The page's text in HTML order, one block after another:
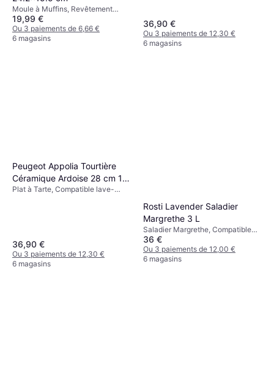
Moule à Muffins, Revêtement
antiadhésif, Compatible lave-
vaisselle, Plastique Couleur: Noir
Poids: 323.86 g
19,99 €
Ou 3 paiements de 6,66 €
6 magasins
36,90 €
Ou 3 paiements de 12,30 €
6 magasins
Peugeot Appolia Tourtière
Céramique Ardoise 28 cm 11
Gris Plat à Tarte 28 cm
Plat à Tarte, Compatible lave-
36,90 €
Ou 3 paiements de 12,30 €
6 magasins
Rosti Lavender Saladier
Margrethe 3 L
Saladier Margrethe, Compatible
lave-vaisselle, Plastique Couleur:
Violet
36 €
Ou 3 paiements de 12,00 €
6 magasins